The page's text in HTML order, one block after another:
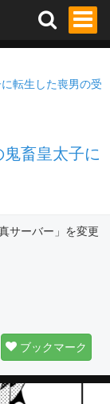
転生した喪男の受
畜皇太子に
サーバー」を変更
ブックマーク